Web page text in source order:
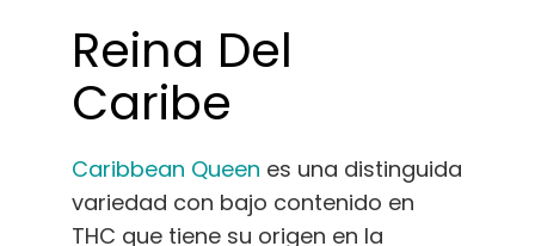
Reina Del
Caribe
Caribbean Queen es una distinguida
variedad con bajo contenido en
THC que tiene su origen en la